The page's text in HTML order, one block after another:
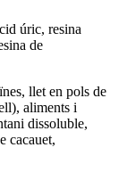
úric, resina
de
llet en pols de
aliments i
dissoluble,
cacauet,